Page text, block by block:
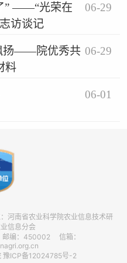
” ——“光荣在
访谈记
06-29
扬——院优秀共
料
06-29
06-01
河南省农业科学院农业信息技术研
信息分会
编：450002 信箱：
豫ICP备12024785号-2